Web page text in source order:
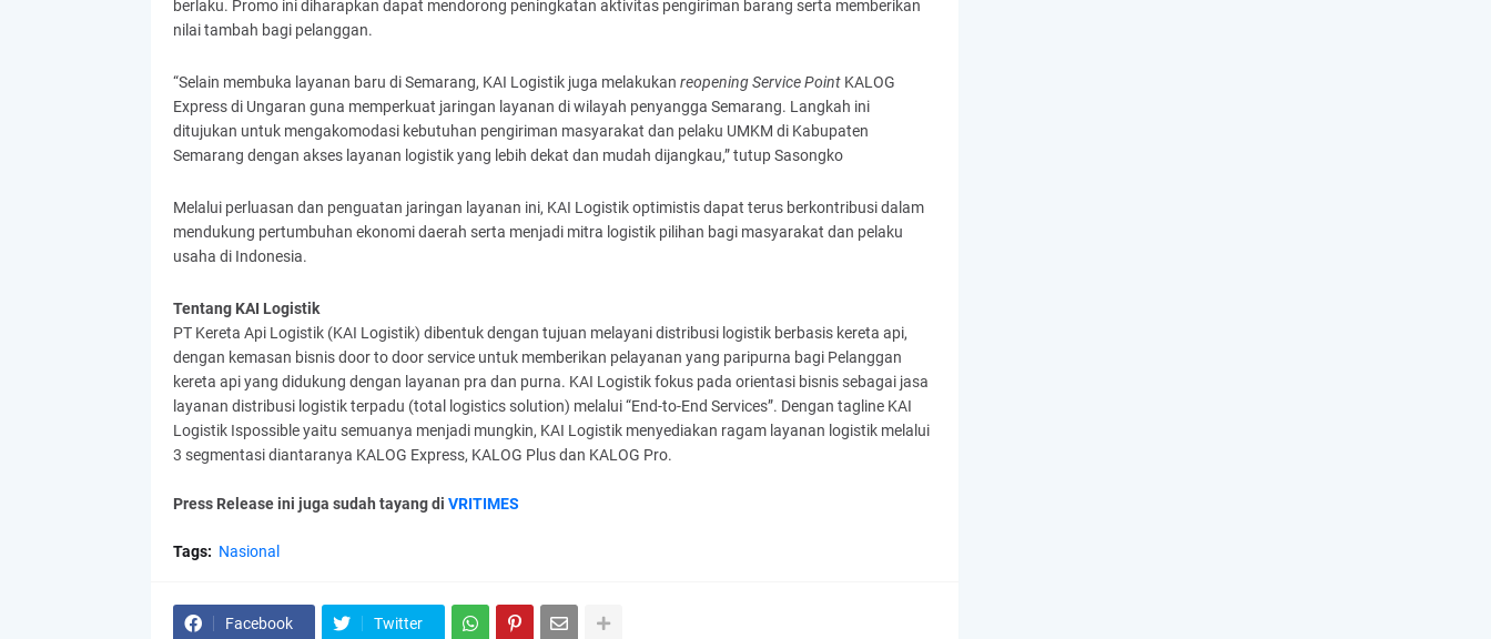
berlaku. Promo ini diharapkan dapat mendorong peningkatan aktivitas pengiriman barang serta memberikan
nilai tambah bagi pelanggan.
“Selain membuka layanan baru di Semarang, KAI Logistik juga melakukan reopening Service Point KALOG
Express di Ungaran guna memperkuat jaringan layanan di wilayah penyangga Semarang. Langkah ini
ditujukan untuk mengakomodasi kebutuhan pengiriman masyarakat dan pelaku UMKM di Kabupaten
Semarang dengan akses layanan logistik yang lebih dekat dan mudah dijangkau,” tutup Sasongko
Melalui perluasan dan penguatan jaringan layanan ini, KAI Logistik optimistis dapat terus berkontribusi dalam
mendukung pertumbuhan ekonomi daerah serta menjadi mitra logistik pilihan bagi masyarakat dan pelaku
usaha di Indonesia.
Tentang KAI Logistik
PT Kereta Api Logistik (KAI Logistik) dibentuk dengan tujuan melayani distribusi logistik berbasis kereta api,
dengan kemasan bisnis door to door service untuk memberikan pelayanan yang paripurna bagi Pelanggan
kereta api yang didukung dengan layanan pra dan purna. KAI Logistik fokus pada orientasi bisnis sebagai jasa
layanan distribusi logistik terpadu (total logistics solution) melalui “End-to-End Services”. Dengan tagline KAI
Logistik Ispossible yaitu semuanya menjadi mungkin, KAI Logistik menyediakan ragam layanan logistik melalui
3 segmentasi diantaranya KALOG Express, KALOG Plus dan KALOG Pro.
Press Release ini juga sudah tayang di VRITIMES
Tags: Nasional
Facebook Twitter